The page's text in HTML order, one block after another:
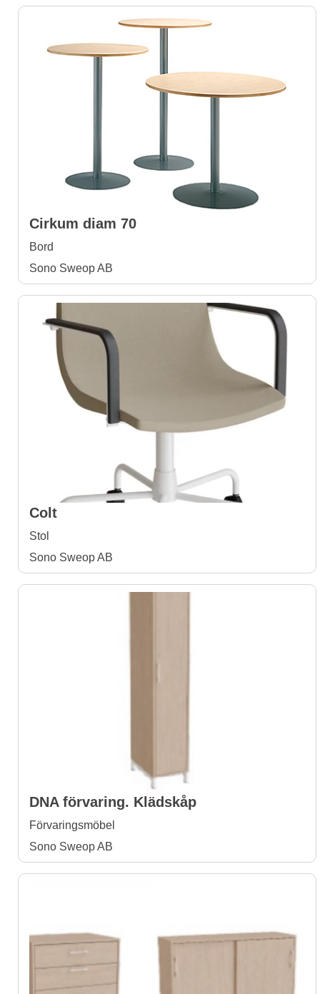
Cirkum diam 70
Bord
Sono Sweop AB
Colt
Stol
Sono Sweop AB
DNA förvaring. Klädskåp
Förvaringsmöbel
Sono Sweop AB